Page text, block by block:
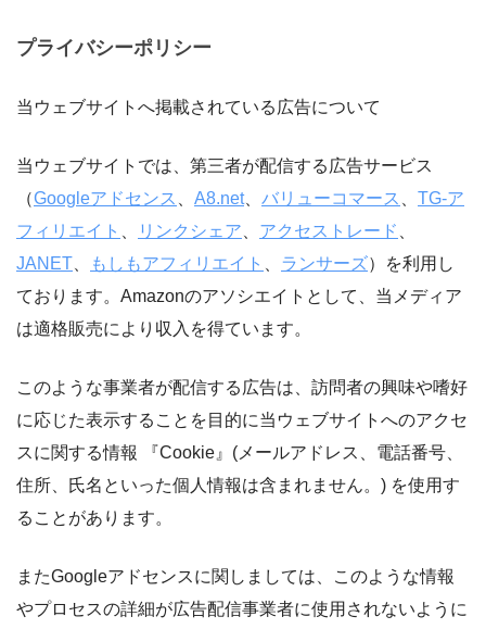
プライバシーポリシー
当ウェブサイトへ掲載されている広告について
当ウェブサイトでは、第三者が配信する広告サービス
（Googleアドセンス A8.net、 バリューコマース
TG-ア
フィリエイト
リンクシェア アクセストレード
JANET
もしもアフィリエイト ランサーズ）を利用し
ております。Amazonのアソシエイトとして、当メディア
は適格販売により収入を得ています。
このような事業者が配信する広告は、訪問者の興味や嗜好
に応じた表示することを目的に当ウェブサイトへのアクセ
スに関する情報 『Cookie』(メールアドレス、電話番号、
住所、氏名といった個人情報は含まれません。) を使用す
ることがあります。
またGoogleアドセンスに関しましては、このような情報
やプロセスの詳細が広告配信事業者に使用されないように